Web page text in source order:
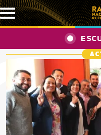
Pasar al contenido principal